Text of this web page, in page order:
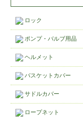
ロック
ポンプ・バルブ用品
ヘルメット
バスケットカバー
サドルカバー
ロープネット